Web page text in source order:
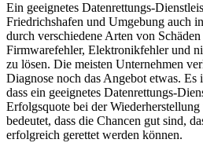
Ein geeignetes Datenrettungs-
Friedrichshafen und Umgebung auch
durch verschiedene Arten von
Firmwarefehler, Elektronikfehler und
zu lösen. Die meisten Unternehmen
Diagnose noch das Angebot etwas. Es
dass ein geeignetes Datenrettungs-
Erfolgsquote bei der
bedeutet, dass die Chancen gut sind,
erfolgreich gerettet werden können.